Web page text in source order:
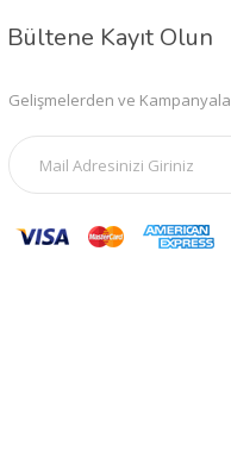
Bültene Kayıt Olun
Gelişmelerden ve